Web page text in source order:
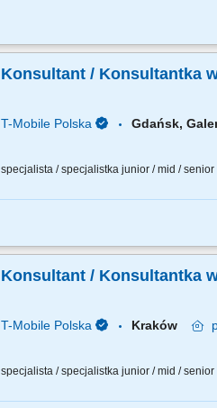
Zadania, które na Ciebie czekają: 70%
Konsultant / Konsultantka
T-Mobile Polska Gdańsk,
specjalista / specjalistka junior / mid / senior
Zadania, które na Ciebie czekają: 70%
Konsultant / Konsultantka
T-Mobile Polska Kraków
specjalista / specjalistka junior / mid / senior